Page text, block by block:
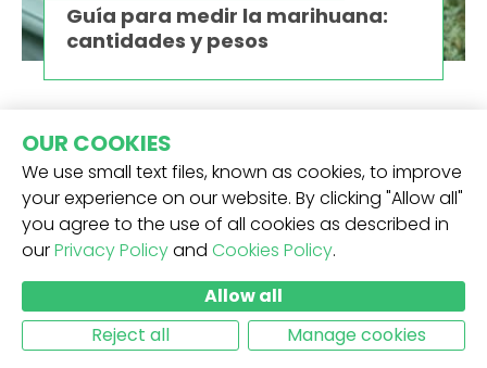
Guía para medir la marihuana:
cantidades y pesos
OUR COOKIES
We use small text files, known as cookies, to improve
your experience on our website. By clicking "Allow all"
you agree to the use of all cookies as described in
ourPrivacy Policyand Cookies Policy.
Allow all
Reject all
Manage cookies